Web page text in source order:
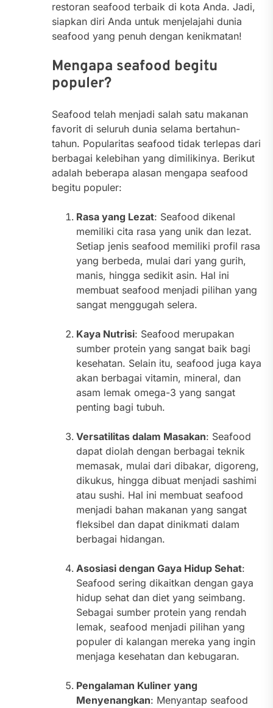
restoran seafood terbaik di kota Anda. Jadi,
siapkan diri Anda untuk menjelajahi dunia
seafood yang penuh dengan kenikmatan!
Mengapa seafood begitu
populer?
Seafood telah menjadi salah satu makanan
favorit di seluruh dunia selama bertahun-
tahun. Popularitas seafood tidak terlepas dari
berbagai kelebihan yang dimilikinya. Berikut
adalah beberapa alasan mengapa seafood
begitu populer:
Rasa yang Lezat: Seafood dikenal
memiliki cita rasa yang unik dan lezat.
Setiap jenis seafood memiliki profil rasa
yang berbeda, mulai dari yang gurih,
manis, hingga sedikit asin. Hal ini
membuat seafood menjadi pilihan yang
sangat menggugah selera.
Kaya Nutrisi: Seafood merupakan
sumber protein yang sangat baik bagi
kesehatan. Selain itu, seafood juga kaya
akan berbagai vitamin, mineral, dan
asam lemak omega-3 yang sangat
penting bagi tubuh.
Versatilitas dalam Masakan: Seafood
dapat diolah dengan berbagai teknik
memasak, mulai dari dibakar, digoreng,
dikukus, hingga dibuat menjadi sashimi
atau sushi. Hal ini membuat seafood
menjadi bahan makanan yang sangat
fleksibel dan dapat dinikmati dalam
berbagai hidangan.
Asosiasi dengan Gaya Hidup Sehat:
Seafood sering dikaitkan dengan gaya
hidup sehat dan diet yang seimbang.
Sebagai sumber protein yang rendah
lemak, seafood menjadi pilihan yang
populer di kalangan mereka yang ingin
menjaga kesehatan dan kebugaran.
Pengalaman Kuliner yang
Menyenangkan: Menyantap seafood